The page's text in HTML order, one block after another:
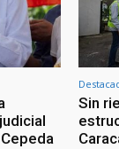
Sin